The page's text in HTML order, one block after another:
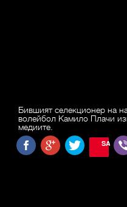
Бившият селекционер на
волейбол Камило Плачи
медиите.
SAVE